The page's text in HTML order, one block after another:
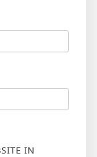
IN